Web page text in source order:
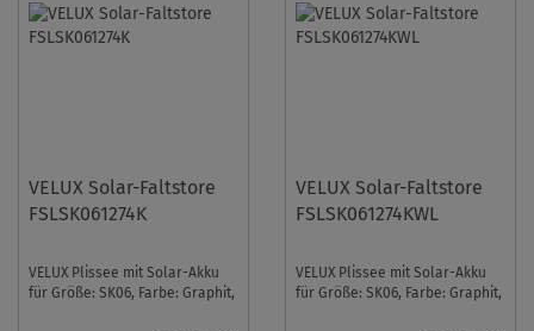
VELUX Solar-Faltstore
FSLSK061274K
VELUX Plissee mit Solar-Akku
für Größe: SK06, Farbe: Graphit,
VELUX Solar-Faltstore
FSLSK061274KWL
VELUX Plissee mit Solar-Akku
für Größe: SK06, Farbe: Graphit,